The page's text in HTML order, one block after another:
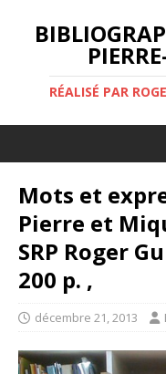
RÉALISÉ PAR
Mots et
Pierre et
SRP Roger
200 p. ,
décembre 21, 2013